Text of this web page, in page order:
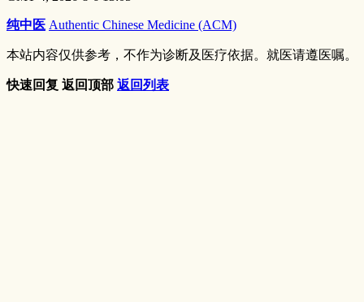
纯中医 Authentic Chinese Medicine (ACM)
本站内容仅供参考，不作为诊断及医疗依据。就医请遵医嘱。
快速回复 返回顶部 返回列表